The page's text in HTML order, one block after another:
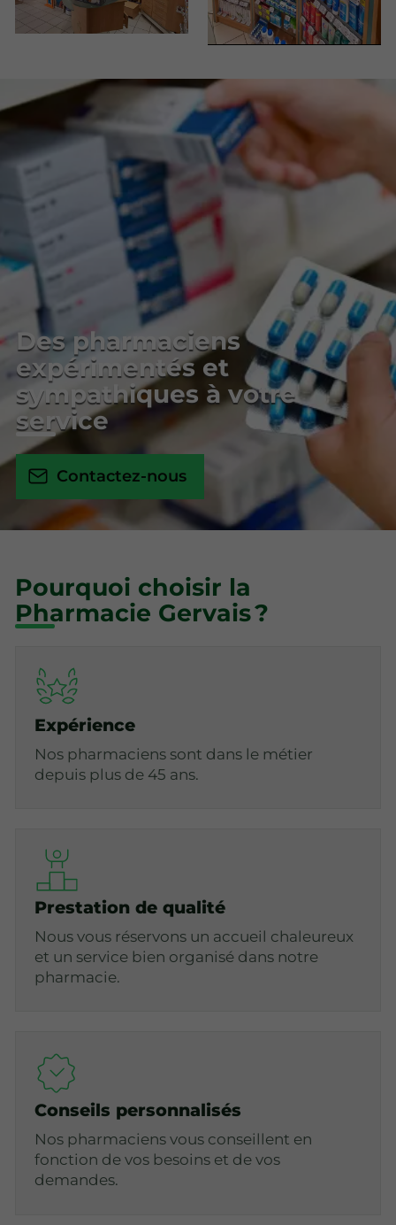
Des pharmaciens
expérimentés et
sympathiques à votre
service
Contactez-nous
Pourquoi choisir la
Pharmacie Gervais ?
Expérience
Nos pharmaciens sont dans le métier
depuis plus de 45 ans.
Prestation de qualité
Nous vous réservons un accueil chaleureux
et un service bien organisé dans notre
pharmacie.
Conseils personnalisés
Nos pharmaciens vous conseillent en
fonction de vos besoins et de vos
demandes.